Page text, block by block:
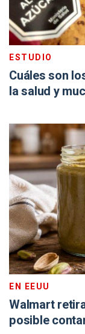
ESTUDIO
Cuáles son
la salud y
EN EEUU
Walmart
posible